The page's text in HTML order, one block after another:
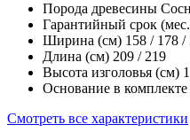
Порода древесины
Гарантийный срок
Ширина (см) 158 / 178 /
Длина (см) 209 / 219
Высота изголовья (см)
Основание в комплекте
Смотреть все характеристики